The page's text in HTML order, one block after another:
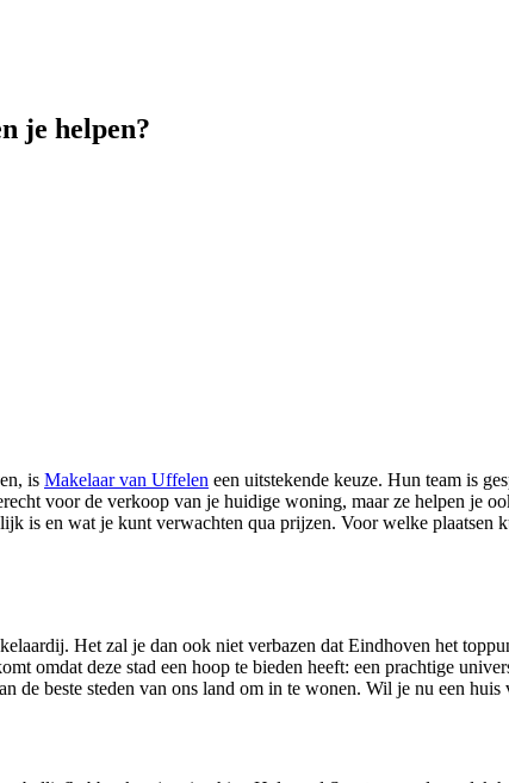
je helpen?
is Makelaar van Uffelen een uitstekende keuze. Hun team is
voor de verkoop van je huidige woning, maar ze helpen je
is en wat je kunt verwachten qua prijzen. Voor welke
Het zal je dan ook niet verbazen dat Eindhoven het
omdat deze stad een hoop te bieden heeft: een prachtige
de beste steden van ons land om in te wonen. Wil je nu een